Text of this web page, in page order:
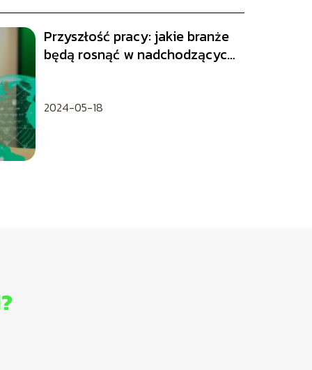
Przyszłość pracy: jakie branże
będą rosnąć w nadchodzących
2024-05-18